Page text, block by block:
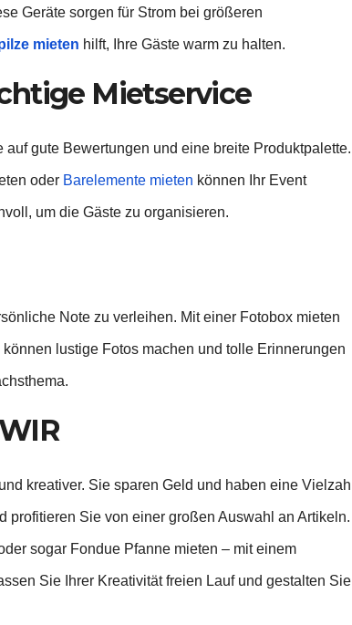
Geräte sorgen für Strom bei größeren
mieten hilft, Ihre Gäste warm zu halten.
Mietservice
gute Bewertungen und eine breite Produktpalette.
oder Barelemente mieten können Ihr Event
um die Gäste zu organisieren.
Note zu verleihen. Mit einer Fotobox mieten
lustige Fotos machen und tolle Erinnerungen
kreativer. Sie sparen Geld und haben eine Vielzahl
Sie von einer großen Auswahl an Artikeln.
sogar Fondue Pfanne mieten – mit einem
Sie Ihrer Kreativität freien Lauf und gestalten Sie